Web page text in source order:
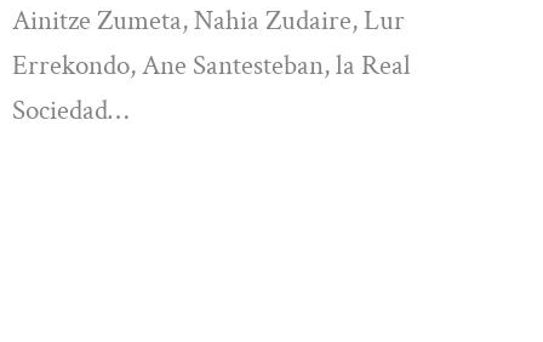
Ainitze Zumeta, Nahia Zudaire, Lur
Errekondo, Ane Santesteban, la Real
Sociedad…